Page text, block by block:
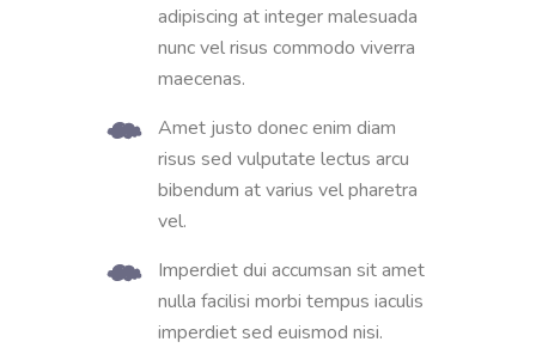
adipiscing at integer malesuada
nunc vel risus commodo viverra
maecenas.
Amet justo donec enim diam
risus sed vulputate lectus arcu
bibendum at varius vel pharetra
vel.
Imperdiet dui accumsan sit amet
nulla facilisi morbi tempus iaculis
imperdiet sed euismod nisi.